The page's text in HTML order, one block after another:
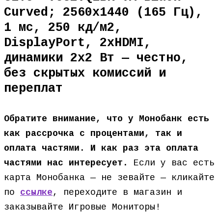
Curved; 2560х1440 (165 Гц),
1 мс, 250 кд/м2,
DisplayPort, 2хHDMI,
динамики 2х2 Вт — честно,
без скрытых комиссий и
переплат
Обратите внимание, что у Монобанк есть
как рассрочка с процентами, так и
оплата частями. И как раз эта оплата
частями нас интересует.
Если у вас есть
карта Монобанка — не зевайте — кликайте
по ссылке, переходите в магазин и
заказывайте Игровые Мониторы!